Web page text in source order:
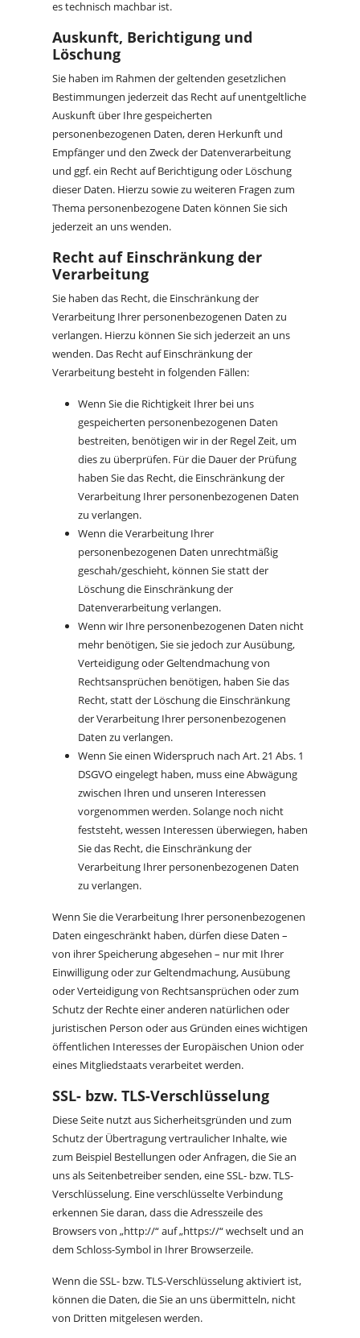
es technisch machbar ist.
Auskunft, Berichtigung und
Löschung
Sie haben im Rahmen der geltenden gesetzlichen
Bestimmungen jederzeit das Recht auf unentgeltliche
Auskunft über Ihre gespeicherten
personenbezogenen Daten, deren Herkunft und
Empfänger und den Zweck der Datenverarbeitung
und ggf. ein Recht auf Berichtigung oder Löschung
dieser Daten. Hierzu sowie zu weiteren Fragen zum
Thema personenbezogene Daten können Sie sich
jederzeit an uns wenden.
Recht auf Einschränkung der
Verarbeitung
Sie haben das Recht, die Einschränkung der
Verarbeitung Ihrer personenbezogenen Daten zu
verlangen. Hierzu können Sie sich jederzeit an uns
wenden. Das Recht auf Einschränkung der
Verarbeitung besteht in folgenden Fällen:
Wenn Sie die Richtigkeit Ihrer bei uns
gespeicherten personenbezogenen Daten
bestreiten, benötigen wir in der Regel Zeit, um
dies zu überprüfen. Für die Dauer der Prüfung
haben Sie das Recht, die Einschränkung der
Verarbeitung Ihrer personenbezogenen Daten
zu verlangen.
Wenn die Verarbeitung Ihrer
personenbezogenen Daten unrechtmäßig
geschah/geschieht, können Sie statt der
Löschung die Einschränkung der
Datenverarbeitung verlangen.
Wenn wir Ihre personenbezogenen Daten nicht
mehr benötigen, Sie sie jedoch zur Ausübung,
Verteidigung oder Geltendmachung von
Rechtsansprüchen benötigen, haben Sie das
Recht, statt der Löschung die Einschränkung
der Verarbeitung Ihrer personenbezogenen
Daten zu verlangen.
Wenn Sie einen Widerspruch nach Art. 21 Abs. 1
DSGVO eingelegt haben, muss eine Abwägung
zwischen Ihren und unseren Interessen
vorgenommen werden. Solange noch nicht
feststeht, wessen Interessen überwiegen, haben
Sie das Recht, die Einschränkung der
Verarbeitung Ihrer personenbezogenen Daten
zu verlangen.
Wenn Sie die Verarbeitung Ihrer personenbezogenen
Daten eingeschränkt haben, dürfen diese Daten –
von ihrer Speicherung abgesehen – nur mit Ihrer
Einwilligung oder zur Geltendmachung, Ausübung
oder Verteidigung von Rechtsansprüchen oder zum
Schutz der Rechte einer anderen natürlichen oder
juristischen Person oder aus Gründen eines wichtigen
öffentlichen Interesses der Europäischen Union oder
eines Mitgliedstaats verarbeitet werden.
SSL- bzw. TLS-Verschlüsselung
Diese Seite nutzt aus Sicherheitsgründen und zum
Schutz der Übertragung vertraulicher Inhalte, wie
zum Beispiel Bestellungen oder Anfragen, die Sie an
uns als Seitenbetreiber senden, eine SSL- bzw. TLS-
Verschlüsselung. Eine verschlüsselte Verbindung
erkennen Sie daran, dass die Adresszeile des
Browsers von „http://“ auf „https://“ wechselt und an
dem Schloss-Symbol in Ihrer Browserzeile.
Wenn die SSL- bzw. TLS-Verschlüsselung aktiviert ist,
können die Daten, die Sie an uns übermitteln, nicht
von Dritten mitgelesen werden.